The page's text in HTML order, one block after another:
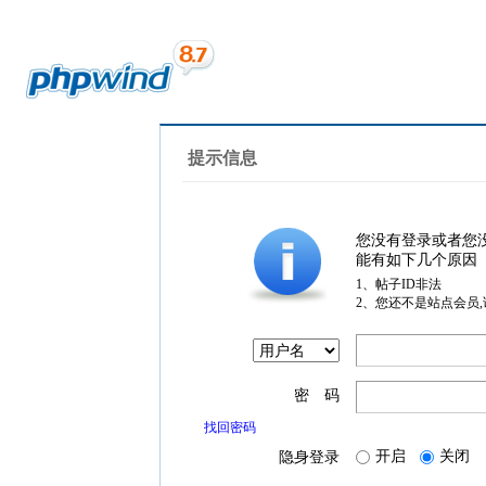
提示信息
您没有登录或者您
能有如下几个原因
1、帖子ID非法
2、您还不是站点会员
密 码
找回密码
隐身登录 开启 关闭